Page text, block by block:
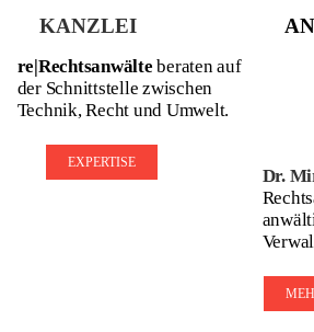
KANZLEI
re|Rechtsanwälte beraten auf
der Schnittstelle zwischen
Technik, Recht und Umwelt.
EXPERTISE
Dr.